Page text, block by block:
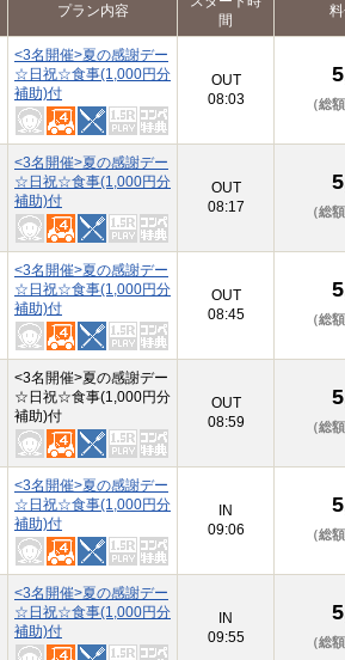
プラン内容
間
<3名開催>夏の感謝デー
☆日祝☆食事(1,000円分
補助)付
OUT
08:03
（総
<3名開催>夏の感謝デー
☆日祝☆食事(1,000円分
補助)付
OUT
08:17
（総
<3名開催>夏の感謝デー
☆日祝☆食事(1,000円分
補助)付
OUT
08:45
（総
<3名開催>夏の感謝デー
☆日祝☆食事(1,000円分
補助)付
OUT
08:59
（総
<3名開催>夏の感謝デー
☆日祝☆食事(1,000円分
補助)付
IN
09:06
（総
<3名開催>夏の感謝デー
☆日祝☆食事(1,000円分
補助)付
IN
09:55
（総